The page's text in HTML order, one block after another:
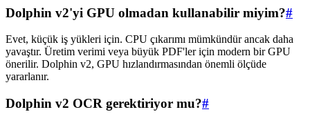
Dolphin v2'yi GPU olmadan kullanabilir miyim?#
Evet, küçük iş yükleri için. CPU çıkarımı mümkündür ancak daha
yavaştır. Üretim verimi veya büyük PDF'ler için modern bir GPU
önerilir. Dolphin v2, GPU hızlandırmasından önemli ölçüde
yararlanır.
Dolphin v2 OCR gerektiriyor mu?#